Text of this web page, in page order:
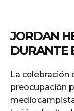
JORDAN
DURANTE
La
preocupación